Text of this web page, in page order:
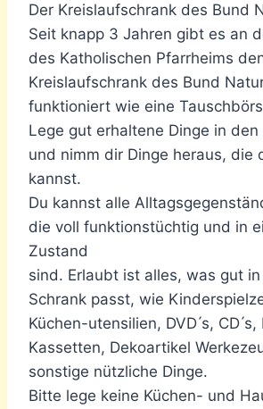
Der Kreislaufschrank des Bund
Seit knapp 3 Jahren gibt es an
des Katholischen Pfarrheims
Kreislaufschrank des Bund
funktioniert wie eine
Lege gut erhaltene Dinge in den
und nimm dir Dinge heraus, die
kannst.
Du kannst alle
die voll funktionstüchtig und in
Zustand
sind. Erlaubt ist alles, was gut
Schrank passt, wie
Küchen-utensilien, DVD ́s, CD ́s,
Kassetten, Dekoartikel
sonstige nützliche Dinge.
Bitte lege keine Küchen- und